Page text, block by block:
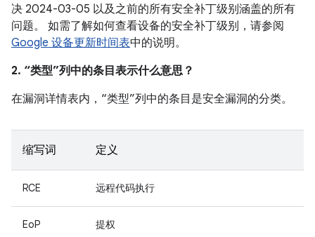
决 2024-03-05 以及之前的所有安全补丁级别涵盖的所有
问题。 如需了解如何查看设备的安全补丁级别，请参阅
Google 设备更新时间表中的说明。
2. “类型”列中的条目表示什么意思？
在漏洞详情表内，“类型”列中的条目是安全漏洞的分类。
缩写词 定义
RCE 远程代码执行
EoP 提权